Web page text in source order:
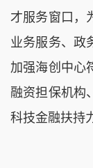
才服务窗口，
业务服务、政
加强海创中心
融资担保机构
科技金融扶持